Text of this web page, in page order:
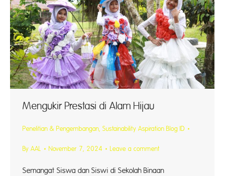
Mengukir Prestasi di Alam Hijau
Penelitian & Pengembangan, Sustainability Aspiration Blog ID
By AAL November 7, 2024 Leave a comment
Semangat Siswa dan Siswi di Sekolah Binaan